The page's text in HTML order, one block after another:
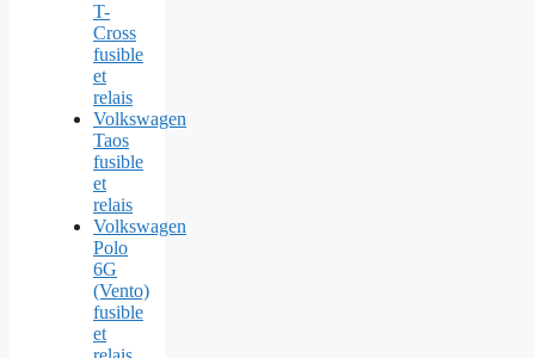
T-
Cross
fusible
et
relais
Volkswagen
Taos
fusible
et
relais
Volkswagen
Polo
6G
(Vento)
fusible
et